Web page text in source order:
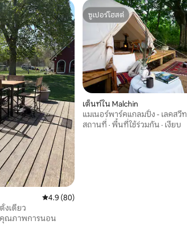
คะแนนเฉลี่ย 4.9 จาก 5, 80 รีวิว
4.9 (80)
งเดียว
คุณภาพการนอน
ซูเปอร์โฮสต์
ซูเปอร์โฮสต์
เต็นท์ใน Malchin
แมเนอร์พาร์คแกลมปิ้ง - เลคสวีท
สถานที่ · พื้นที่ใช้ร่วมกัน · เงียบ